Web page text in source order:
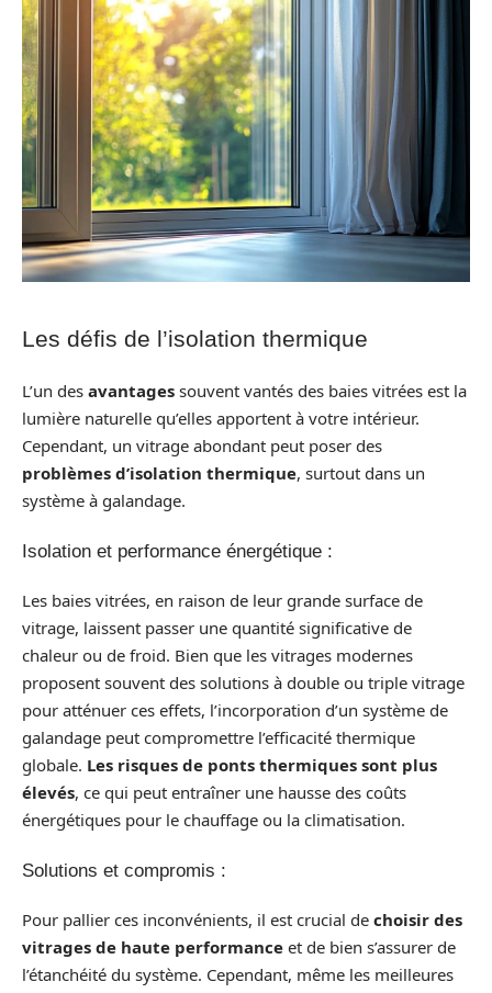
Les défis de l’isolation thermique
L’un des avantages souvent vantés des baies vitrées est la
lumière naturelle qu’elles apportent à votre intérieur.
Cependant, un vitrage abondant peut poser des
problèmes d’isolation thermique, surtout dans un
système à galandage.
Isolation et performance énergétique :
Les baies vitrées, en raison de leur grande surface de
vitrage, laissent passer une quantité significative de
chaleur ou de froid. Bien que les vitrages modernes
proposent souvent des solutions à double ou triple vitrage
pour atténuer ces effets, l’incorporation d’un système de
galandage peut compromettre l’efficacité thermique
globale. Les risques de ponts thermiques sont plus
élevés, ce qui peut entraîner une hausse des coûts
énergétiques pour le chauffage ou la climatisation.
Solutions et compromis :
Pour pallier ces inconvénients, il est crucial de choisir des
vitrages de haute performance et de bien s’assurer de
l’étanchéité du système. Cependant, même les meilleures